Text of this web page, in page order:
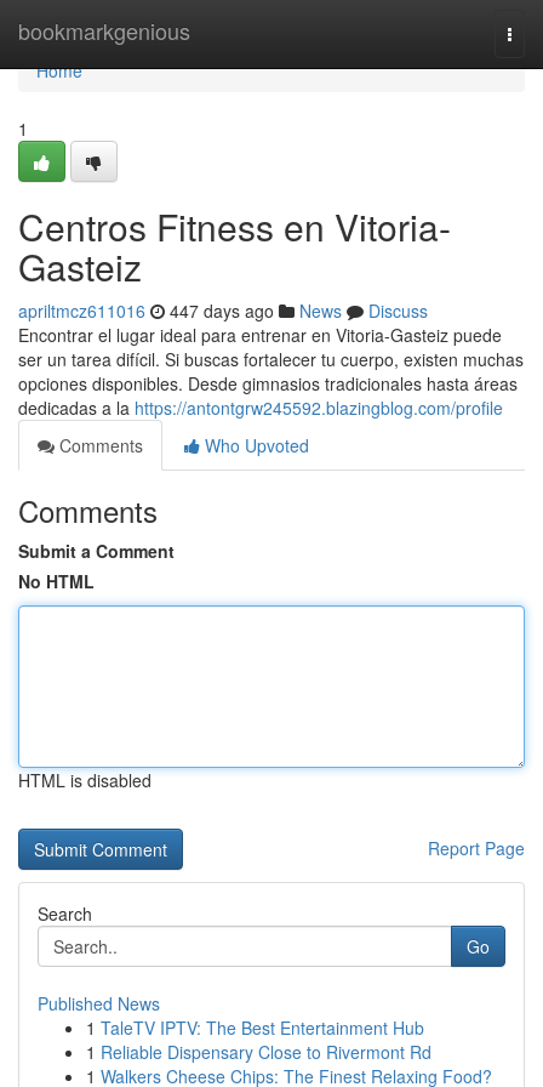
bookmarkgenious
Home
Home
1
Centros Fitness en Vitoria-
Gasteiz
apriltmcz611016 447 days ago News
Discuss
Encontrar el lugar ideal para entrenar en Vitoria-Gasteiz puede
ser un tarea difícil. Si buscas fortalecer tu cuerpo, existen muchas
opciones disponibles. Desde gimnasios tradicionales hasta áreas
dedicadas a la https://antontgrw245592.blazingblog.com/profile
Comments
Who Upvoted
Comments
Submit a Comment
No HTML
HTML is disabled
Report Page
Search
Go
Published News
1 TaleTV IPTV: The Best Entertainment Hub
1 Reliable Dispensary Close to Rivermont Rd
1 Walkers Cheese Chips: The Finest Relaxing Food?